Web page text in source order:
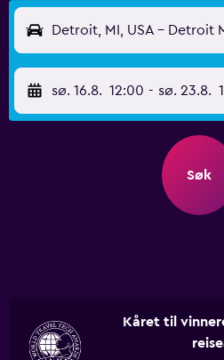
Detroit, MI, USA - Detroit
sø. 16.8. 12:00 - sø. 23.8.
Søk
Kåret til